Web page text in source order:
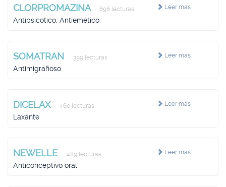
Leer más
CLORPROMAZINA 696 lecturas
Antipsicótico, Antiemético
Leer más
SOMATRAN 399 lecturas
Antimigrañoso
Leer más
DICELAX 460 lecturas
Laxante
Leer más
NEWELLE 489 lecturas
Anticonceptivo oral